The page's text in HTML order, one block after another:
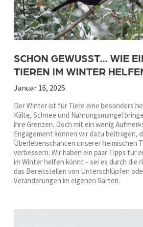
SCHON GEWUSST… WIE
TIEREN IM WINTER
Januar 16, 2025
Der Winter ist für Tiere eine besonders
Kälte, Schnee und Nahrungsmangel
ihre Grenzen. Doch mit ein wenig
Engagement können wir dazu beitragen,
Überlebenschancen unserer heimischen
verbessern. Wir haben ein paar Tipps für
im Winter helfen könnt – sei es durch die
das Bereitstellen von Unterschlüpfen
Veränderungen im eigenen Garten.